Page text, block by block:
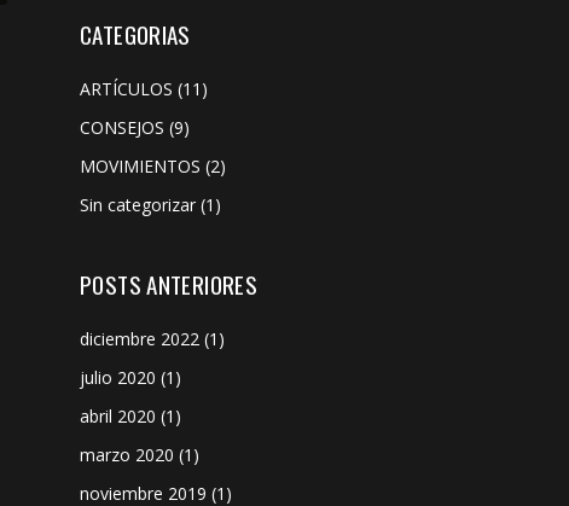
CATEGORIAS
ARTÍCULOS (11)
CONSEJOS (9)
MOVIMIENTOS (2)
Sin categorizar (1)
POSTS ANTERIORES
diciembre 2022 (1)
julio 2020 (1)
abril 2020 (1)
marzo 2020 (1)
noviembre 2019 (1)